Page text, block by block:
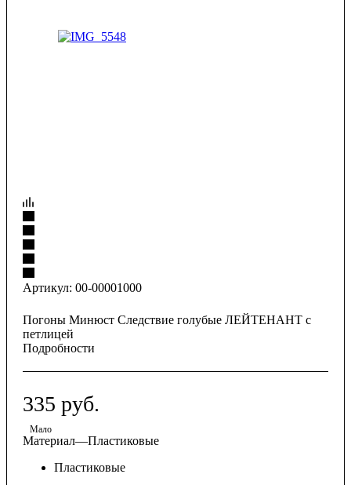
Артикул: 00-00001000
Погоны Минюст Следствие голубые ЛЕЙТЕНАНТ с
петлицей
Подробности
335 руб.
Мало
Материал—Пластиковые
Пластиковые